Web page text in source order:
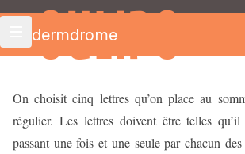
OULIPO
Eodermdrome
On choisit cinq lettres qu’on place au
régulier. Les lettres doivent être telles
passant une fois et une seule par chacun